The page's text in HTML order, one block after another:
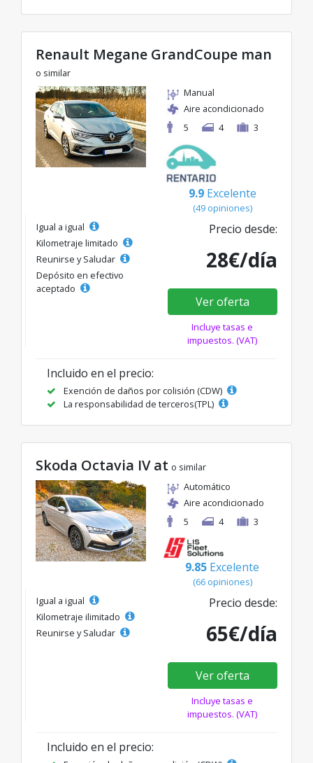
Renault Megane GrandCoupe man
o similar
Manual
Aire acondicionado
5
4 3
9.9 Excelente
(49 opiniones)
Igual a igual
Kilometraje limitado
Reunirse y Saludar
Depósito en efectivo
aceptado
Precio desde:
28€/día
Ver oferta
Incluye tasas e
impuestos. (VAT)
Incluido en el precio:
Exención de daños por colisión (CDW)
La responsabilidad de terceros(TPL)
Skoda Octavia IV at o similar
Automático
Aire acondicionado
5
4 3
9.85 Excelente
(66 opiniones)
Igual a igual
Kilometraje ilimitado
Reunirse y Saludar
Precio desde:
65€/día
Ver oferta
Incluye tasas e
impuestos. (VAT)
Incluido en el precio: